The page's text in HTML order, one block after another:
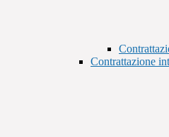
Contrattazione